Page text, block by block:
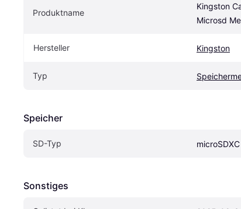
Produktname
Kingston
Microsd
Hersteller Kingston
Typ
Speicher
SD-Typ microSDXC
Sonstiges